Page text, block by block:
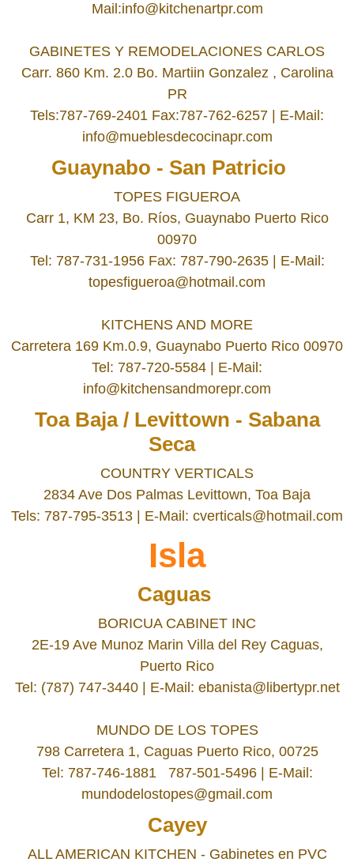
Mail:info@kitchenartpr.com
GABINETES Y REMODELACIONES CARLOS
Carr. 860 Km. 2.0 Bo. Marti­in Gonzalez , Carolina
PR
Tels:787-769-2401 Fax:787-762-6257 | E-Mail:
info@mueblesdecocinapr.com
Guaynabo - San Patricio
TOPES FIGUEROA
Carr 1, KM 23, Bo. Ríos, Guaynabo Puerto Rico
00970
Tel: 787-731-1956 Fax: 787-790-2635 | E-Mail:
topesfigueroa@hotmail.com
KITCHENS AND MORE
Carretera 169 Km.0.9, Guaynabo Puerto Rico 00970
Tel: 787-720-5584 | E-Mail:
info@kitchensandmorepr.com
Toa Baja / Levittown - Sabana
Seca
COUNTRY VERTICALS
2834 Ave Dos Palmas Levittown, Toa Baja
Tels: 787-795-3513 | E-Mail: cverticals@hotmail.com
Isla
Caguas
BORICUA CABINET INC
2E-19 Ave Munoz Marin Villa del Rey Caguas,
Puerto Rico
Tel: (787) 747-3440 | E-Mail: ebanista@libertypr.net
MUNDO DE LOS TOPES
798 Carretera 1, Caguas Puerto Rico, 00725
Tel: 787-746-1881 787-501-5496 | E-Mail:
mundodelostopes@gmail.com
Cayey
ALL AMERICAN KITCHEN - Gabinetes en PVC